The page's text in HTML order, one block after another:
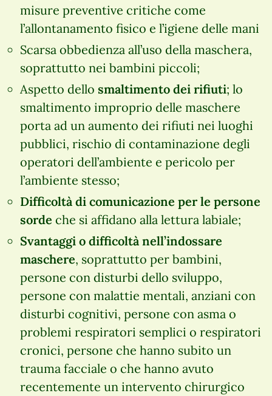
misure preventive critiche come
l’allontanamento fisico e l’igiene delle mani
Scarsa obbedienza all’uso della maschera,
soprattutto nei bambini piccoli;
Aspetto dello smaltimento dei rifiuti; lo
smaltimento improprio delle maschere
porta ad un aumento dei rifiuti nei luoghi
pubblici, rischio di contaminazione degli
operatori dell’ambiente e pericolo per
l’ambiente stesso;
Difficoltà di comunicazione per le persone
sorde che si affidano alla lettura labiale;
Svantaggi o difficoltà nell’indossare
maschere, soprattutto per bambini,
persone con disturbi dello sviluppo,
persone con malattie mentali, anziani con
disturbi cognitivi, persone con asma o
problemi respiratori semplici o respiratori
cronici, persone che hanno subito un
trauma facciale o che hanno avuto
recentemente un intervento chirurgico